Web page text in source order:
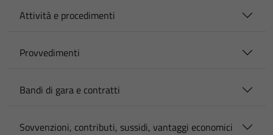
Attività e procedimenti
Provvedimenti
Bandi di gara e contratti
Sovvenzioni, contributi, sussidi, vantaggi economici